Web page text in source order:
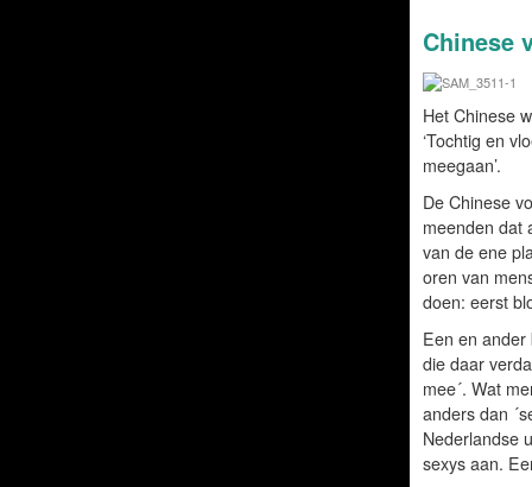
Chinese
Het Chinese
‘Tochtig en
meegaan’.
De Chinese
meenden dat
van de ene
oren van
doen: eerst
Een en
die daar
mee´. Wat
anders dan
Nederlandse
sexys aan.